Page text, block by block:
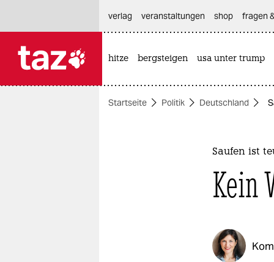
themen
verlag
veranstaltungen shop fragen
hitze bergsteigen usa unter trump
Startseite Politik Deutschland
Saufen ist
Kein